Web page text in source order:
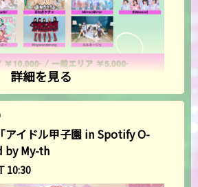
詳細を見る
アイドル甲子園 in Spotify O-
by My-th
10:30